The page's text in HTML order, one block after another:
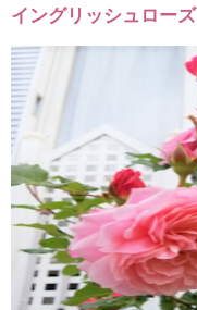
イングリッシュローズ